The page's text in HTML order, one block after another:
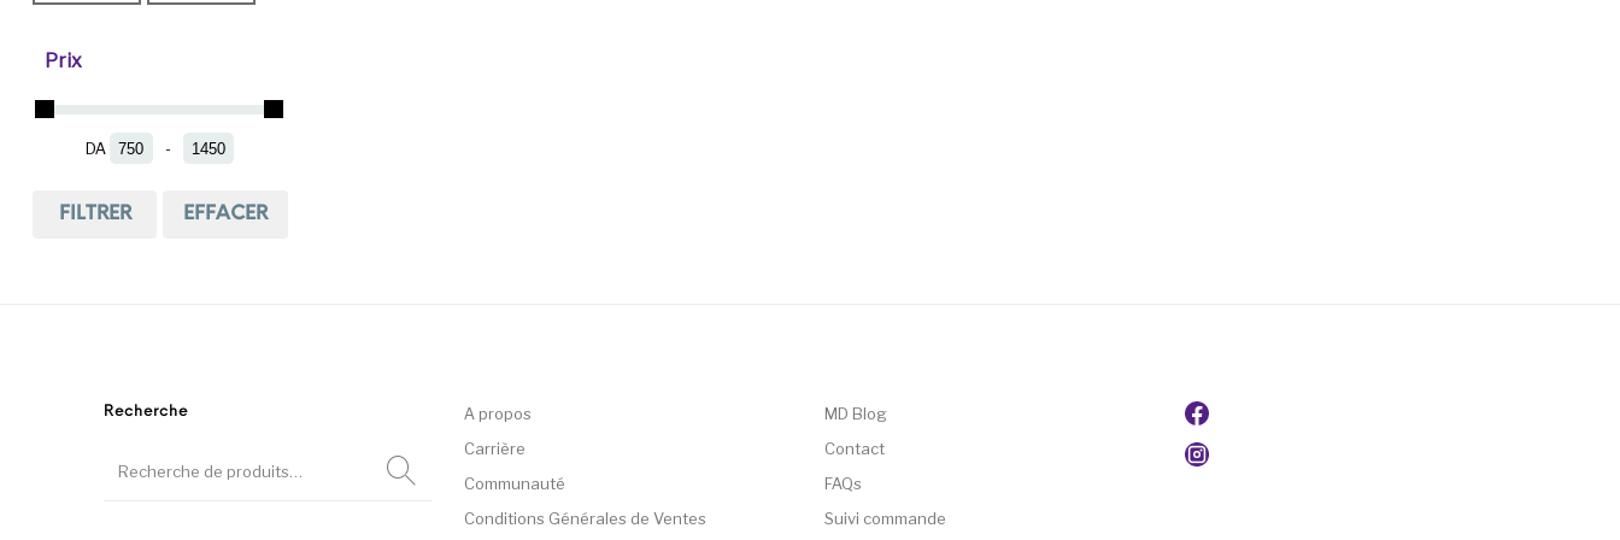
We Fly
Prix
DA Minimum Price
-Maximum Price
FILTRER EFFACER
Recherche
A propos
Carrière
Communauté
Conditions Générales de Ventes
MD Blog
Contact
FAQs
Suivi commande